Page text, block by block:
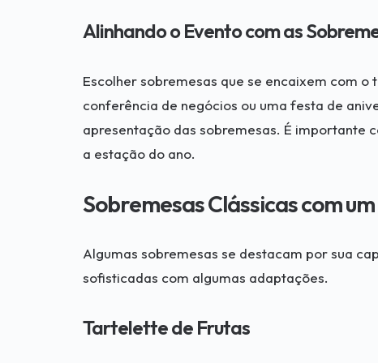
Alinhando o Evento com as
Escolher sobremesas que se encaixem com
conferência de negócios ou uma festa de
apresentação das sobremesas. É importante
a estação do ano.
Sobremesas Clássicas com
Algumas sobremesas se destacam por sua
sofisticadas com algumas adaptações.
Tartelette de Frutas